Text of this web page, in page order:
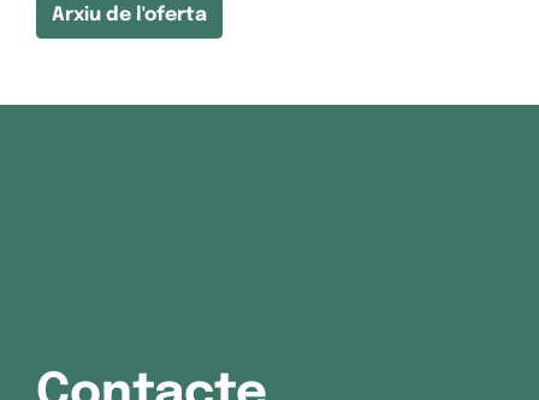
Arxiu de l'oferta